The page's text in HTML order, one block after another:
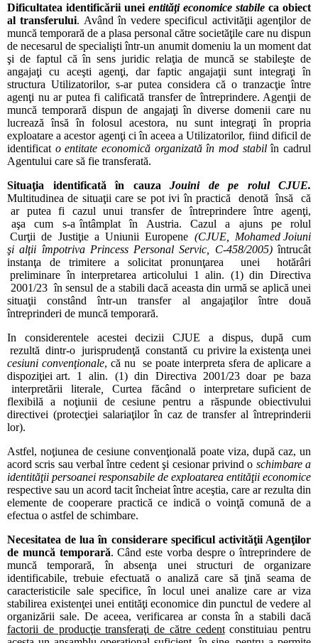
Dificultatea identificării unei entităţi economice stabile ca obiect
al transferului. Având în vedere specificul activităţii agenţilor de
muncă temporară de a plasa personal către societăţile care nu dispun
de necesarul de specialişti într-un anumit domeniu la un moment dat
şi de faptul că în sens juridic relaţia de muncă se stabileşte de
angajaţi cu aceşti agenţi, dar faptic angajaţii sunt integraţi în
structura Utilizatorilor, s-ar putea considera că o tranzacţie între
agenţi nu ar putea fi calificată transfer de întreprindere. Agenţii de
muncă temporară dispun de angajaţi în diverse domenii care nu
lucrează însă în folosul acestora, nu sunt integraţi în propria
exploatare a acestor agenţi ci în aceea a Utilizatorilor, fiind dificil de
identificat o entitate economică organizată în mod stabilîn cadrul
Agentului care să fie transferată.
Situaţia identificată în cauza Jouini de pe rolul CJUE.
Multitudinea de situaţii care se pot ivi în practică denotă însă că
ar putea fi cazul unui transfer de întreprindere între agenţi,
aşa cum s-a întâmplat în Austria. Cazul a ajuns pe rolul
Curţii de Justiţie a Uniunii Europene (CJUE, Mohamed Joiuni
şi alţii împotriva Princess Personal Servic, C-458/2005)întrucât
instanţa de trimitere a solicitat pronunţarea unei hotărâri
preliminare în interpretarea articolului 1 alin. (1) din Directiva
2001/23 în sensul de a stabili dacă aceasta din urmă se aplică unei
situaţii constând într-un transfer al angajaţilor între două
întreprinderi de muncă temporară.
In considerentele acestei decizii CJUE a dispus, după cum
rezultă dintr-o jurisprudenţă constantă cu privire la existenţa unei
cesiuni convenţionale, că nu se poate interpreta sfera de aplicare a
dispoziţiei art. 1 alin. (1) din Directiva 2001/23 doar pe baza
interpretării literale
Curtea făcând o interpretare suficient de
flexibilă a noţiunii de cesiune pentru a răspunde obiectivului
directivei (protecţiei salariaţilor în caz de transfer al întreprinderii
lor).
Astfel, noţiunea de cesiune convenţională poate viza, după caz, un
acord scris sau verbal între cedent şi cesionar privind o schimbare a
identităţii persoanei responsabile de exploatarea entităţii economice
respective sau un acord tacit încheiat între aceştia, care ar rezulta din
elemente de cooperare practică ce indică o voinţă comună de a
efectua o astfel de schimbare.
Necesitatea de lua în considerare specificul activităţii Agenţilor
de muncă temporară. Când este vorba despre o întreprindere de
muncă temporară, în absenţa unei structuri de organizare
identificabile, trebuie efectuată o analiză care să ţină seama de
caracteristicile sale specifice, în locul unei analize care ar viza
stabilirea existenţei unei entităţi economice din punctul de vedere al
organizării sale. De aceea, verificarea ar consta în a stabili dacă
factorii de producţie transferaţi de către cedentconstituiau pentru